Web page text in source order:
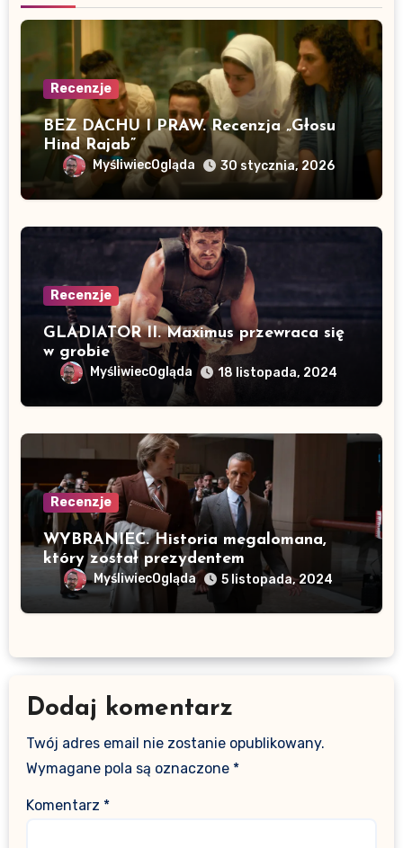
Recenzje
BEZ DACHU I PRAW. Recenzja „Głosu
Hind Rajab”
MyśliwiecOgląda 30 stycznia, 2026
Recenzje
GLADIATOR II. Maximus przewraca się
w grobie
MyśliwiecOgląda 18 listopada, 2024
Recenzje
WYBRANIEC. Historia megalomana,
który został prezydentem
MyśliwiecOgląda 5 listopada, 2024
Dodaj komentarz
Twój adres email nie zostanie opublikowany.
Wymagane pola są oznaczone *
Komentarz *